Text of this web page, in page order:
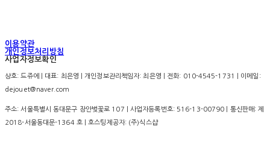
이용약관
개인정보처리방침
사업자정보확인
상호: 드쥬에 | 대표: 최은영 | 개인정보관리책임자: 최은영 | 전화: 010-4545-1731 | 이메일:
dejouet@naver.com
주소: 서울특별시 동대문구 장안벚꽃로 107 | 사업자등록번호: 516-13-00790 | 통신판매:제
2018-서울동대문-1364 호| 호스팅제공자: (주)식스샵